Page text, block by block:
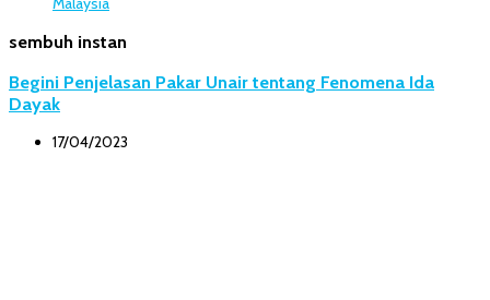
sembuh instan
Begini Penjelasan Pakar Unair tentang Fenomena Ida
Dayak
17/04/2023